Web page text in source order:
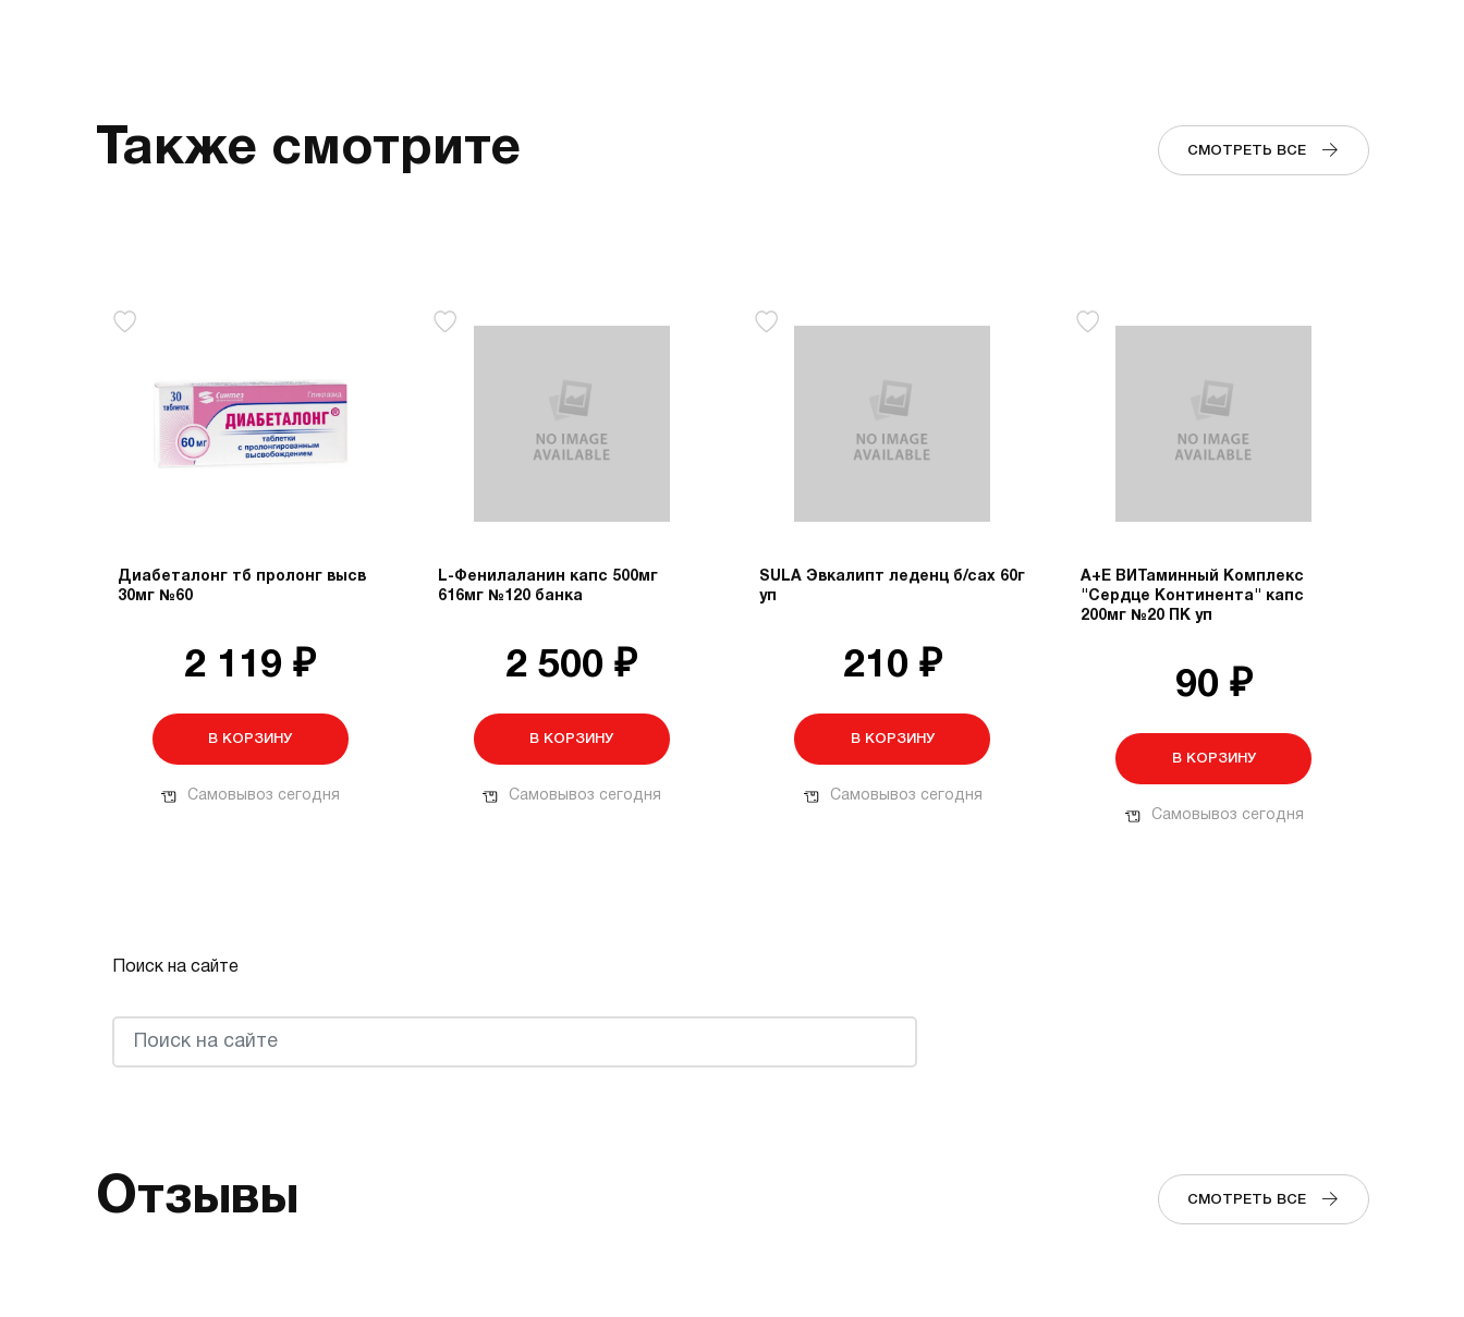
Также смотрите СМОТРЕТЬ ВСЕ
Диабеталонг тб пролонг высв
30мг №60
2 119 ₽
В КОРЗИНУ
Самовывоз сегодня
L-Фенилаланин капс 500мг
616мг №120 банка
2 500 ₽
В КОРЗИНУ
Самовывоз сегодня
SULA Эвкалипт леденц б/сах 60г
уп
210 ₽
В КОРЗИНУ
Самовывоз сегодня
А+Е ВИТаминный Комплекс
"Сердце Континента" капс
200мг №20 ПК уп
90 ₽
В КОРЗИНУ
Самовывоз сегодня
Поиск на сайте
Отзывы СМОТРЕТЬ ВСЕ